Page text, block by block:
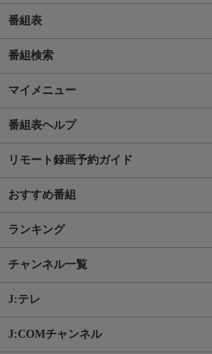
番組表
番組検索
マイメニュー
番組表ヘルプ
リモート録画予約ガイド
おすすめ番組
ランキング
チャンネル一覧
J:テレ
J:COMチャンネル